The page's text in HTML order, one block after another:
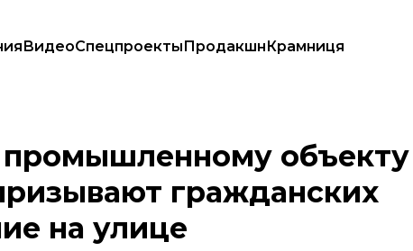
ВидеоСпецпроектыПродакшнКрамниця
призывают гражданских ограничить пребывание на улице
промышленному объекту
гражданских
на улице